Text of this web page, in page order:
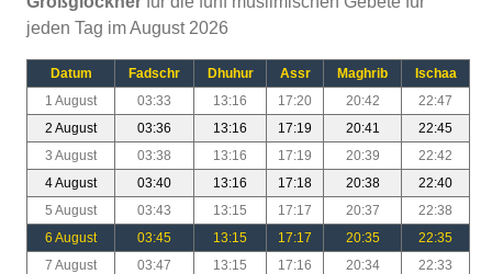
jeden Tag im August 2026
Datum Fadschr Dhuhur Assr Maghrib
Ischaa
1 August
03:33 13:16 17:20 20:42
22:47
2 August
03:36 13:16 17:19 20:41
22:45
3 August
03:38 13:16 17:19 20:39
22:42
4 August
03:40 13:16 17:18 20:38
22:40
5 August
03:43 13:15 17:17 20:37
22:38
6 August
03:45 13:15 17:17 20:35
22:35
7 August
03:47 13:15 17:16 20:34
22:33